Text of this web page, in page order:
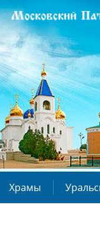
Храмы